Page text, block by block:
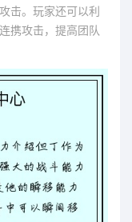
击。玩家还可以利
携攻击，提高团队